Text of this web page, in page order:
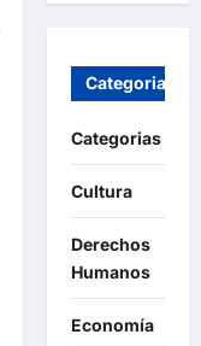
Categorias
Categorias
Cultura
Derechos
Humanos
Economía